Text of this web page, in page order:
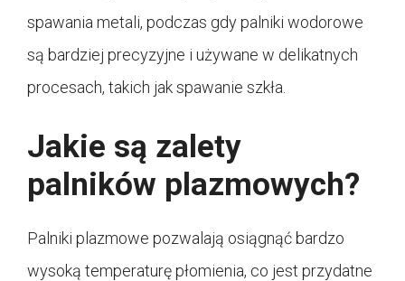
spawania metali, podczas gdy palniki wodorowe
są bardziej precyzyjne i używane w delikatnych
procesach, takich jak spawanie szkła.
Jakie są zalety
palników plazmowych?
Palniki plazmowe pozwalają osiągnąć bardzo
wysoką temperaturę płomienia, co jest przydatne